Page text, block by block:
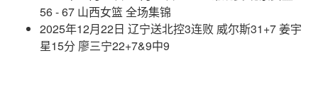
56 - 67 山西女篮 全场集锦
2025年12月22日 辽宁送北控3连败 威尔斯31+7 姜宇
星15分 廖三宁22+7&9中9